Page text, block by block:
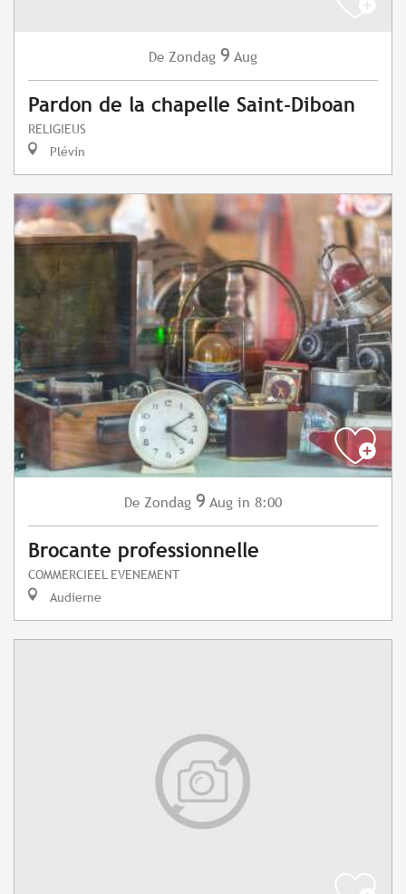
De Zondag 9 Aug
Pardon de la chapelle Saint-Diboan
RELIGIEUS
Plévin
De Zondag 9 Aug in 8:00
Brocante professionnelle
COMMERCIEEL EVENEMENT
Audierne